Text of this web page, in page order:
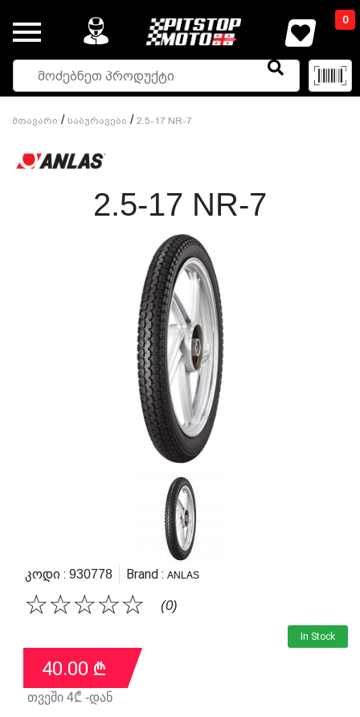
0
Მთავარი / Საბურავები / 2.5-17 NR-7
2.5-17 NR-7
Კოდი : 930778 Brand : ANLAS
☆
☆
☆
☆
☆ (0)
In Stock
40.00 ₾
თვეში 4₾ -დან